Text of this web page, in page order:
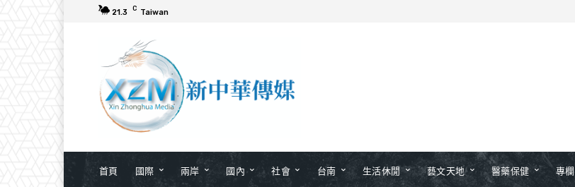
21.3 C Taiwan
首頁 國際 兩岸 國內 社會 台南 生活休閒 藝文天地 醫藥保健 專欄